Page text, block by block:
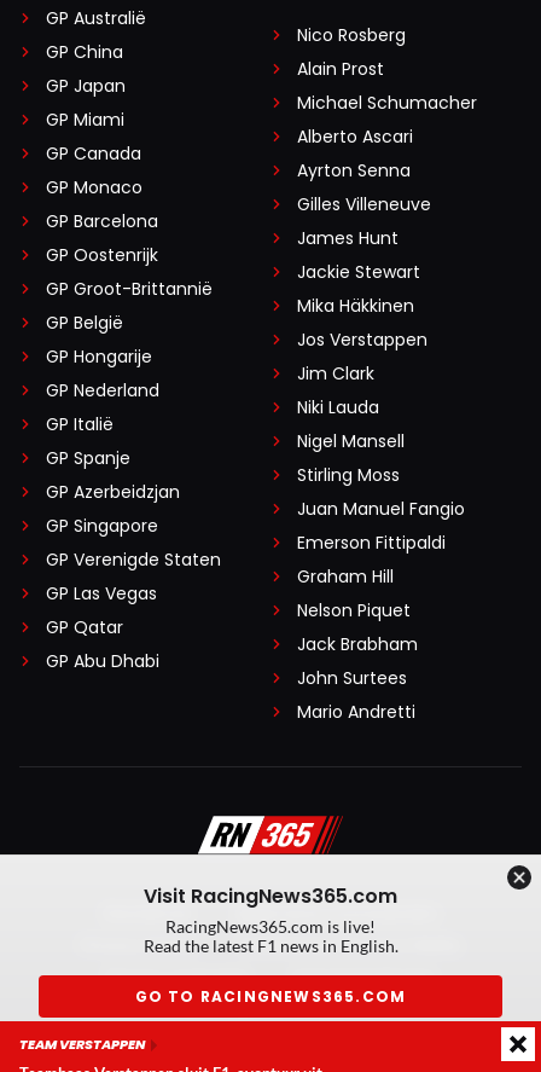
GP Australië
GP China
GP Japan
GP Miami
GP Canada
GP Monaco
GP Barcelona
GP Oostenrijk
GP Groot-Brittannië
GP België
GP Hongarije
GP Nederland
GP Italië
GP Spanje
GP Azerbeidzjan
GP Singapore
GP Verenigde Staten
GP Las Vegas
GP Qatar
GP Abu Dhabi
Nico Rosberg
Alain Prost
Michael Schumacher
Alberto Ascari
Ayrton Senna
Gilles Villeneuve
James Hunt
Jackie Stewart
Mika Häkkinen
Jos Verstappen
Jim Clark
Niki Lauda
Nigel Mansell
Stirling Moss
Juan Manuel Fangio
Emerson Fittipaldi
Graham Hill
Nelson Piquet
Jack Brabham
John Surtees
Mario Andretti
Algemene voorwaarden
Privacy Policy
Created by On Your Marks
Privacy manager
Kansspeluitingen
Visit RacingNews365.com
RacingNews365.com is live!
Read the latest F1 news in English.
GO TO RACINGNEWS365.COM
TEAM VERSTAPPEN